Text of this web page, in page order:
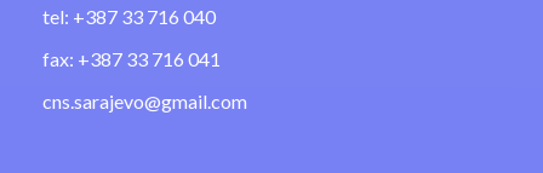
tel: +387 33 716 040
fax: +387 33 716 041
cns.sarajevo@gmail.com